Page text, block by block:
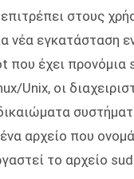
στους
νέα εγκατάσταση
που έχει
Unix, οι
αρχείο που
το αρχείο